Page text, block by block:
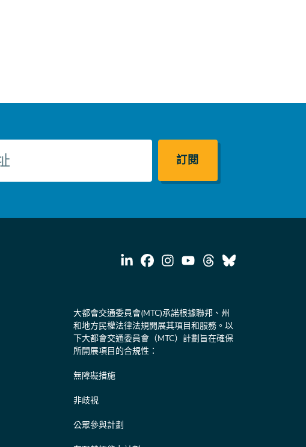
大都會交通委員會(MTC)承諾根據聯邦、州
和地方民權法律法規開展其項目和服務。以
下大都會交通委員會（MTC）計劃旨在確保
所開展項目的合規性：
無障礙措施
非歧視
公眾參與計劃